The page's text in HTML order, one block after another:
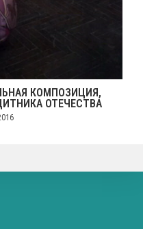
КОМПОЗИЦИЯ,
ОТЕЧЕСТВА